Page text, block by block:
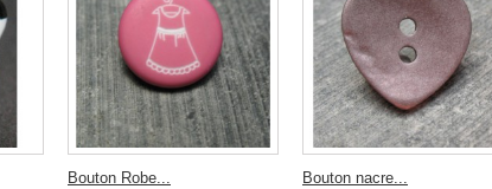
Bouton Robe...
Bouton nacre...